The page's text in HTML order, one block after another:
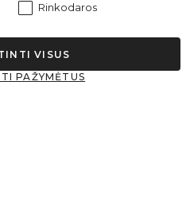
privatumo politika
Rinkodaros
PAŽYMĖTUS
VISUS